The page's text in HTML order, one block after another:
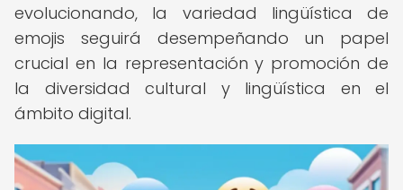
evolucionando, la variedad lingüística de
emojis seguirá desempeñando un papel
crucial en la representación y promoción de
la diversidad cultural y lingüística en el
ámbito digital.